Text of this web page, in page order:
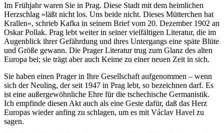
Im Frühjahr waren Sie in Prag. Diese Stadt mit dem heimlichen
Herzschlag »läßt nicht los. Uns beide nicht. Dieses Mütterchen hat
Krallen«, schrieb Kafka in seinem Brief vom 20. Dezember 1902 an
Oskar Pollak. Prag lebt weiter in seiner vielfältigen Literatur, die im
Augenblick ihrer Gefährdung und ihres Untergangs eine späte Blüte
und Größe gewann. Die Prager Literatur trug zum Glanz des alten
Europa bei; sie trägt aber auch Keime zu einer neuen Zeit in sich.
Sie haben einen Prager in Ihre Gesellschaft aufgenommen – wenn
sich der Neuling, der seit 1947 in Prag lebt, so bezeichnen darf. Es
ist eine außergewöhnliche Ehre für die tschechische Germanistik.
Ich empfinde diesen Akt auch als eine Geste dafür, daß das Herz
Europas wieder anfing zu schlagen, um es mit Václav Havel zu
sagen.